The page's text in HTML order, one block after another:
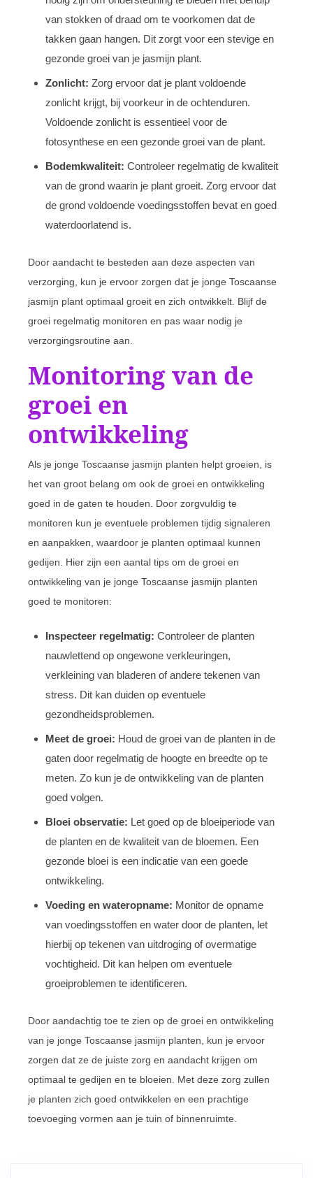
van stokken of draad om te voorkomen dat de
takken gaan hangen. Dit zorgt voor een stevige en
gezonde groei van je jasmijn plant.
Zonlicht: Zorg ervoor dat je plant voldoende
zonlicht krijgt, bij voorkeur in de ochtenduren.
Voldoende zonlicht is essentieel voor de
fotosynthese en een gezonde groei van de plant.
Bodemkwaliteit: Controleer regelmatig de kwaliteit
van de grond waarin je plant groeit. Zorg ervoor dat
de grond voldoende voedingsstoffen bevat en goed
waterdoorlatend is.
Door aandacht te besteden aan deze aspecten van
verzorging, kun je ervoor zorgen dat je jonge Toscaanse
jasmijn plant optimaal groeit en zich ontwikkelt. Blijf de
groei regelmatig monitoren en pas waar nodig je
verzorgingsroutine aan.
Monitoring van de
groei en
ontwikkeling
Als je jonge Toscaanse jasmijn planten helpt groeien, is
het van groot belang om ook de groei en ontwikkeling
goed in de gaten te houden. Door zorgvuldig te
monitoren kun je eventuele problemen tijdig signaleren
en aanpakken, waardoor je planten optimaal kunnen
gedijen. Hier zijn een aantal tips om de groei en
ontwikkeling van je jonge Toscaanse jasmijn planten
goed te monitoren:
Inspecteer regelmatig: Controleer de planten
nauwlettend op ongewone verkleuringen,
verkleining van bladeren of andere tekenen van
stress. Dit kan duiden op eventuele
gezondheidsproblemen.
Meet de groei: Houd de groei van de planten in de
gaten door regelmatig de hoogte en breedte op te
meten. Zo kun je de ontwikkeling van de planten
goed volgen.
Bloei observatie: Let goed op de bloeiperiode van
de planten en de kwaliteit van de bloemen. Een
gezonde bloei is een indicatie van een goede
ontwikkeling.
Voeding en wateropname: Monitor de opname
van voedingsstoffen en water door de planten, let
hierbij op tekenen van uitdroging of overmatige
vochtigheid. Dit kan helpen om eventuele
groeiproblemen te identificeren.
Door aandachtig toe te zien op de groei en ontwikkeling
van je jonge Toscaanse jasmijn planten, kun je ervoor
zorgen dat ze de juiste zorg en aandacht krijgen om
optimaal te gedijen en te bloeien. Met deze zorg zullen
je planten zich goed ontwikkelen en een prachtige
toevoeging vormen aan je tuin of binnenruimte.